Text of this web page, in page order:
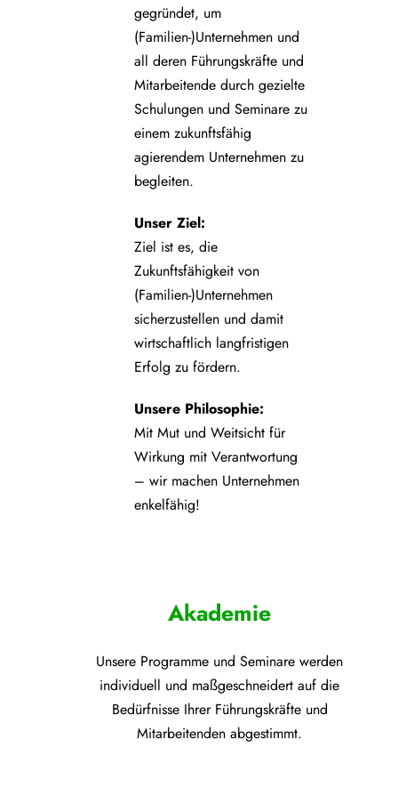
gegründet, um
(Familien-)Unternehmen und
all deren Führungskräfte und
Mitarbeitende durch gezielte
Schulungen und Seminare zu
einem zukunftsfähig
agierendem Unternehmen zu
begleiten.
Unser Ziel:
Ziel ist es, die
Zukunftsfähigkeit von
(Familien-)Unternehmen
sicherzustellen und damit
wirtschaftlich langfristigen
Erfolg zu fördern.
Unsere Philosophie:
Mit Mut und Weitsicht für
Wirkung mit Verantwortung
– wir machen Unternehmen
enkelfähig!
Akademie
Unsere Programme und Seminare werden
individuell und maßgeschneidert auf die
Bedürfnisse Ihrer Führungskräfte und
Mitarbeitenden abgestimmt.